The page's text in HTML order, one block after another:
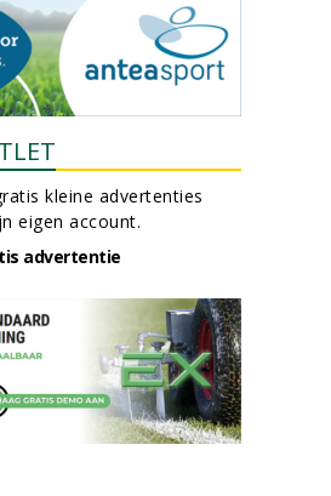
kleine advertenties
eigen account.
advertentie